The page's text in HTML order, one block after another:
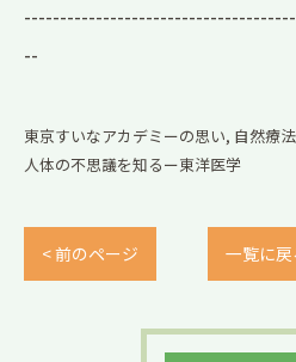
--
東京すいなアカデミーの思い 自然療
人体の不思議を知るー東洋医学
< 前のページ 一覧に戻